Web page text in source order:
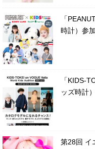
「
時計）参
「KIDS-
ッズ時計
第28回 イ